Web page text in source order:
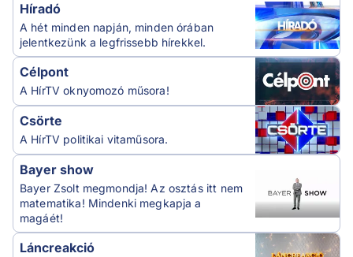
Híradó
A hét minden napján, minden órában
jelentkezünk a legfrissebb hírekkel.
Célpont
A HírTV oknyomozó műsora!
Csörte
A HírTV politikai vitaműsora.
Bayer show
Bayer Zsolt megmondja! Az osztás itt nem
matematika! Mindenki megkapja a
magáét!
Láncreakció